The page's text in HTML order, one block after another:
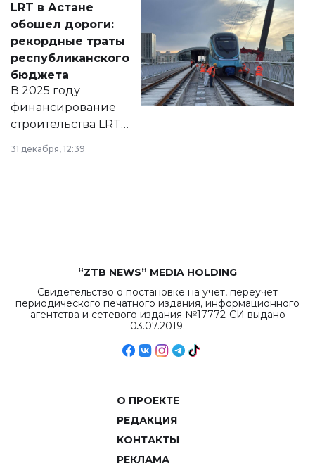
документ
появился в базе
нормативных
правовых актов и
на сайте маслихат
города.
LRT в Астане
обошел дороги:
рекордные траты
республиканского
бюджета
В 2025 году
финансирование
строительства LRT
в Астане из
республиканского
31 декабря, 12:39
“ZTB NEWS” MEDIA HOLDING
Свидетельство о постановке на учет, переучет
периодического печатного издания, информационного
агентства и сетевого издания №17772-СИ выдано
03.07.2019.
О ПРОЕКТЕ
РЕДАКЦИЯ
КОНТАКТЫ
РЕКЛАМА